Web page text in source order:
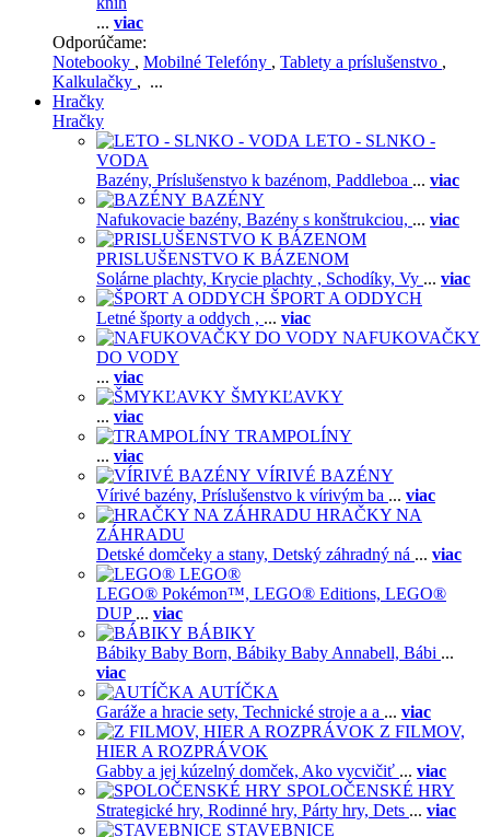
... viac
Odporúčame:
Notebooky , Mobilné Telefóny , Tablety a príslušenstvo ,
Kalkulačky , ...
Hračky
Hračky
LETO - SLNKO -
VODA
Bazény, Príslušenstvo k bazénom, Paddleboa ... viac
BAZÉNY
Nafukovacie bazény, Bazény s konštrukciou, ... viac
PRISLUŠENSTVO K BÁZENOM
Solárne plachty, Krycie plachty , Schodíky, Vy ... viac
ŠPORT A ODDYCH
Letné športy a oddych , ... viac
NAFUKOVAČKY
DO VODY
... viac
ŠMYKĽAVKY
... viac
TRAMPOLÍNY
... viac
VÍRIVÉ BAZÉNY
Vírivé bazény, Príslušenstvo k vírivým ba ... viac
HRAČKY NA
ZÁHRADU
Detské domčeky a stany, Detský záhradný ná ... viac
LEGO®
LEGO® Pokémon™, LEGO® Editions, LEGO®
DUP ... viac
BÁBIKY
Bábiky Baby Born, Bábiky Baby Annabell, Bábi ...
viac
AUTÍČKA
Garáže a hracie sety, Technické stroje a a ... viac
Z FILMOV,
HIER A ROZPRÁVOK
Gabby a jej kúzelný domček, Ako vycvičiť ... viac
SPOLOČENSKÉ HRY
Strategické hry, Rodinné hry, Párty hry, Dets ... viac
STAVEBNICE